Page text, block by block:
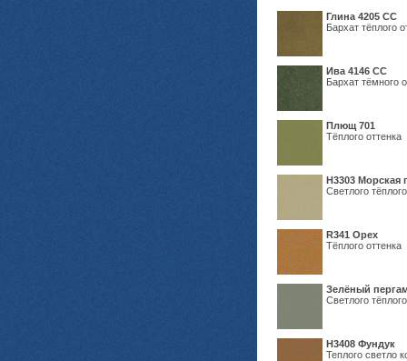
Глина 4205 СС
Бархат тёплого
Ива 4146 СС
Бархат тёмного
Плющ 701
Тёплого оттенка
H3303 Морская
Светлого
R341 Орех
Тёплого оттенка
Зелёный
Светлого
Н3408 Фундук
Теплого светло